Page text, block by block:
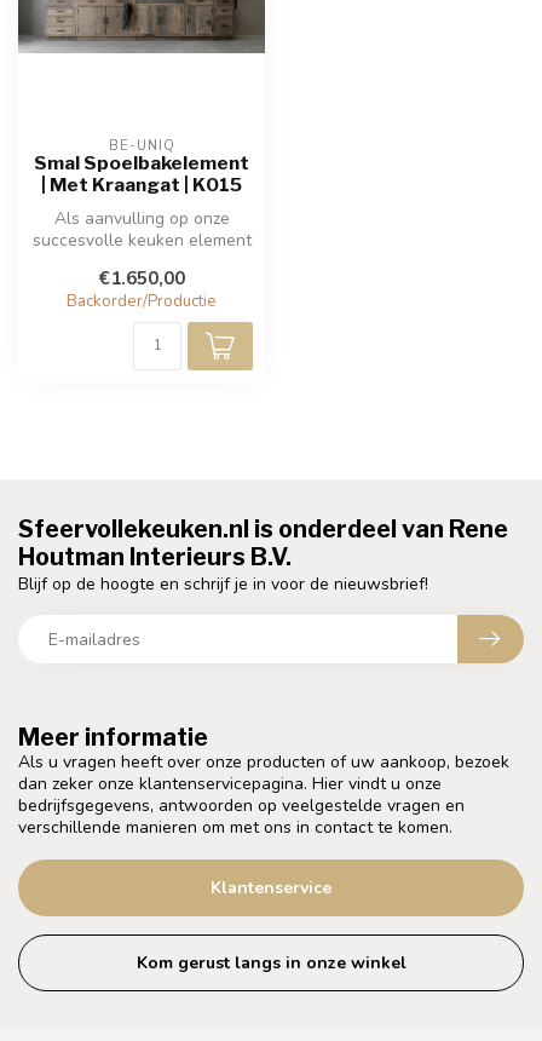
BE-UNIQ
Smal Spoelbakelement
| Met Kraangat | K015
Als aanvulling op onze
succesvolle keuken element
spoele...
€1.650,00
Backorder/Productie
Meer informatie
Als u vragen heeft over onze producten of uw aankoop, bezoek
dan zeker onze klantenservicepagina. Hier vindt u onze
bedrijfsgegevens, antwoorden op veelgestelde vragen en
verschillende manieren om met ons in contact te komen.
Klantenservice
Kom gerust langs in onze winkel
Sfeervollekeuken.nl is onderdeel van Rene
Houtman Interieurs B.V.
Blijf op de hoogte en schrijf je in voor de nieuwsbrief!